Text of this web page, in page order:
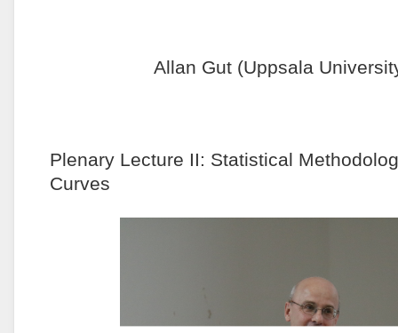
Allan Gut (Uppsala
Plenary Lecture II: Statistical
Curves